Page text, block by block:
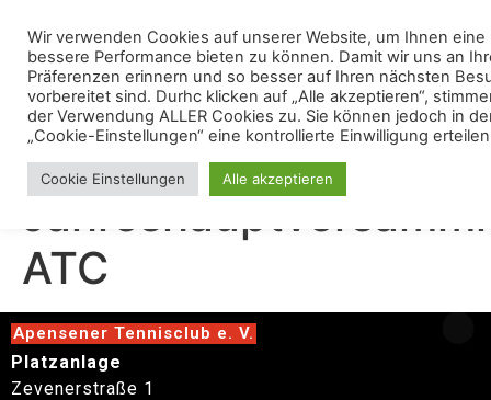
ATC
Apensener Tennisclub e. V.
Platzanlage
Zevenerstraße 1
Wir verwenden Cookies auf unserer Website, um Ihnen eine
bessere Performance bieten zu können. Damit wir uns an
Präferenzen erinnern und so besser auf Ihren nächsten
vorbereitet sind. Durhc klicken auf „Alle akzeptieren“,
der Verwendung ALLER Cookies zu. Sie können jedoch in
„Cookie-Einstellungen“ eine kontrollierte Einwilligung
Cookie Einstellungen Alle akzeptieren